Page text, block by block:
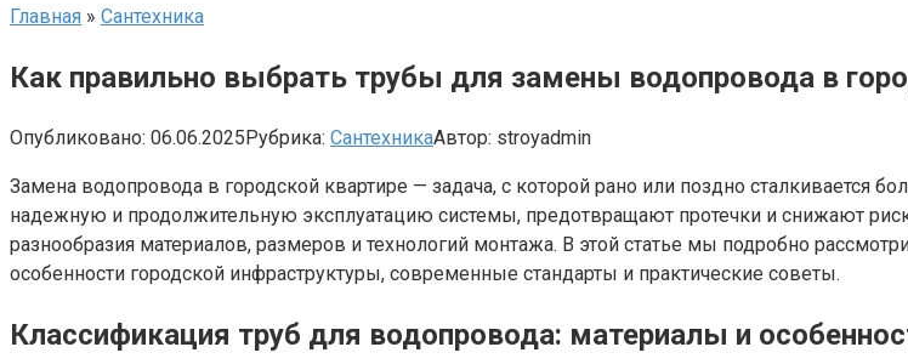
Главная » Сантехника
Как правильно выбрать трубы для замены водопровода в
Опубликовано: 06.06.2025Рубрика: СантехникаАвтор: stroyadmin
Замена водопровода в городской квартире — задача, с которой рано или поздно
надежную и продолжительную эксплуатацию системы, предотвращают протечки и снижают
разнообразия материалов, размеров и технологий монтажа. В этой статье мы подробно
особенности городской инфраструктуры, современные стандарты и практические советы.
Классификация труб для водопровода: материалы и